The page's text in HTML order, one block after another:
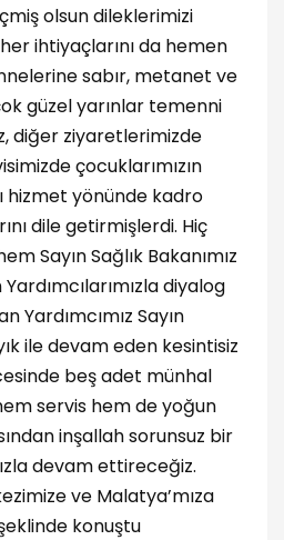
olsun dileklerimizi
ihtiyaçlarını da hemen
sabır, metanet ve
güzel yarınlar temenni
diğer ziyaretlerimizde
çocuklarımızın
hizmet yönünde kadro
dile getirmişlerdi. Hiç
Sayın Sağlık Bakanımız
diyalog
Yardımcımız Sayın
ile devam eden kesintisiz
beş adet münhal
servis hem de yoğun
inşallah sorunsuz bir
devam ettireceğiz.
ve Malatya’mıza
konuştu